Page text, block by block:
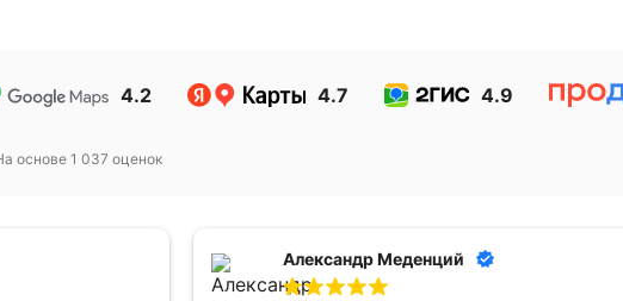
4.2 4.7 4.9
основе 1 037 оценок
Александр Меденций